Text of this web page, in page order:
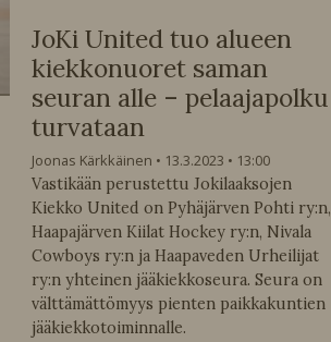
JoKi United tuo alueen
kiekkonuoret saman
seuran alle – pelaajapolku
turvataan
Joonas Kärkkäinen 13.3.2023
13:00
Vastikään perustettu Jokilaaksojen
Kiekko United on Pyhäjärven Pohti ry:n,
Haapajärven Kiilat Hockey ry:n, Nivala
Cowboys ry:n ja Haapaveden Urheilijat
ry:n yhteinen jääkiekkoseura. Seura on
välttämättömyys pienten paikkakuntien
jääkiekkotoiminnalle.